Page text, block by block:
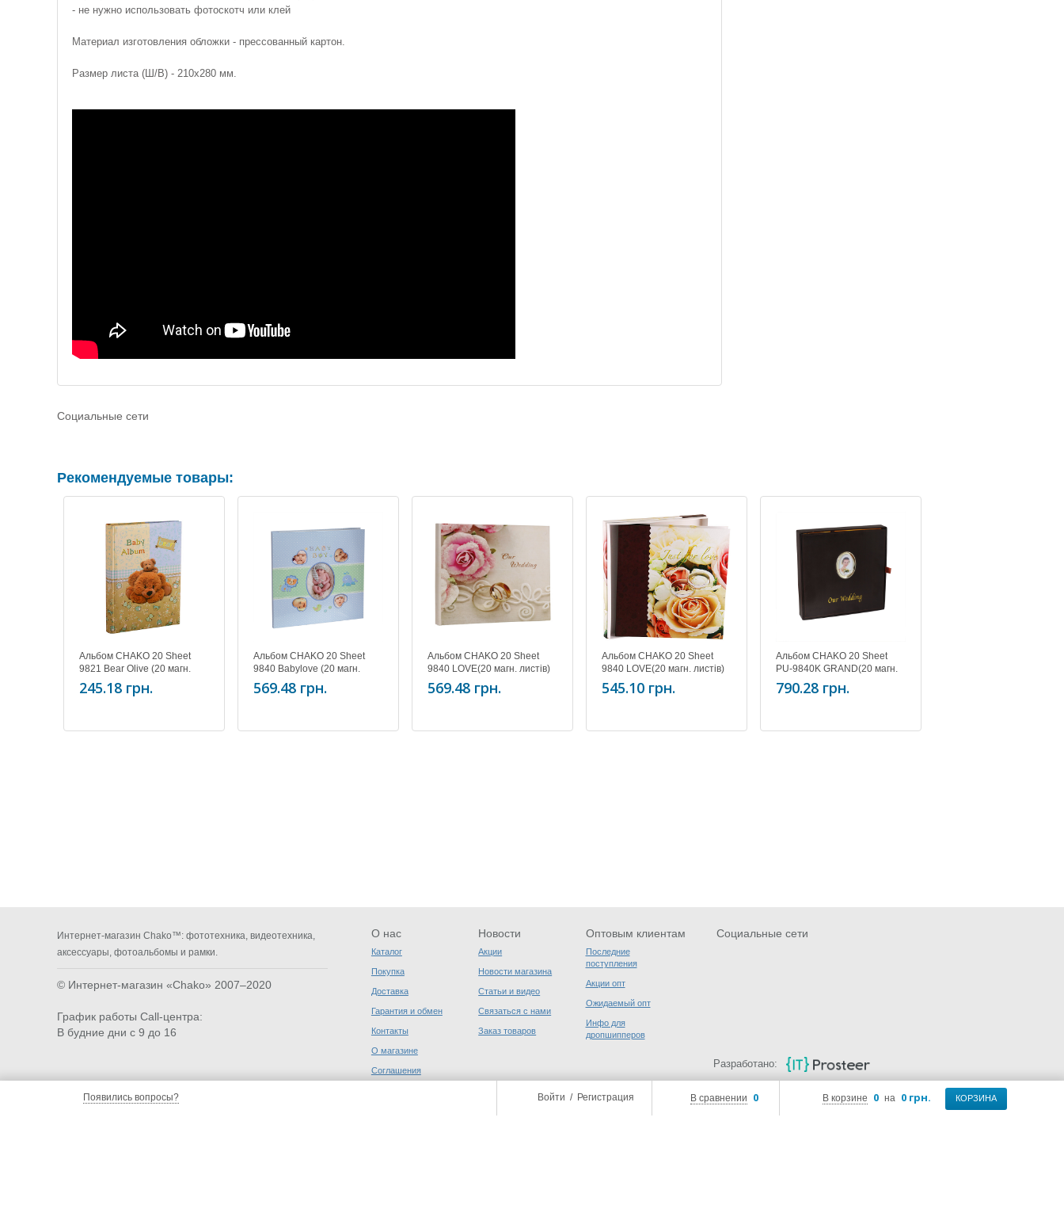
Появились вопросы? В корзине 0 на 0 грн. КОРЗИНА
В сравнении 0
Войти / Регистрация
- не нужно использовать фотоскотч или клей
Материал изготовления обложки - прессованный картон.
Размер листа (Ш/В) - 210х280 мм.
Социальные сети
Рекомендуемые товары:
Альбом CHAKO 20 Sheet
9821 Bear Olive (20 магн.
листів)
245.18 грн.
Альбом CHAKO 20 Sheet
9840 Babylove (20 магн.
листів) Blue
569.48 грн.
Альбом CHAKO 20 Sheet
9840 LOVE(20 магн. листів)
New
569.48 грн.
Альбом CHAKO 20 Sheet
9840 LOVE(20 магн. листів)
Rings
545.10 грн.
Альбом CHAKO 20 Sheet
PU-9840K GRAND(20 магн.
листів + 8 листів для запису)
790.28 грн.
Интернет-магазин Chako™: фототехника, видеотехника,
аксессуары, фотоальбомы и рамки.
© Интернет-магазин «Chako» 2007–2020
График работы Call-центра:
В будние дни с 9 до 16
О нас
Каталог
Покупка
Доставка
Гарантия и обмен
Контакты
О магазине
Соглашения
пользователя
Новости
Акции
Новости магазина
Статьи и видео
Связаться с нами
Заказ товаров
Оптовым клиентам
Последние
поступления
Акции опт
Ожидаемый опт
Инфо для
дропшипперов
Социальные сети
Разработано: